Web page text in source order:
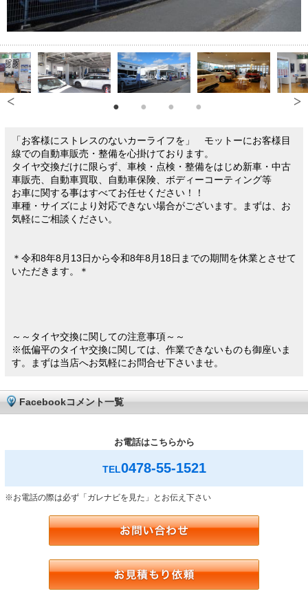
「お客様にストレスのないカーライフを」 モットーにお客様目
線での自動車販売・整備を心掛けております。
タイヤ交換だけに限らず、車検・点検・整備をはじめ新車・中古
車販売、自動車買取、自動車保険、ボディーコーティング等
お車に関する事はすべてお任せください！！
車種・サイズにより対応できない場合がございます。まずは、お
気軽にご相談ください。
＊令和8年8月13日から令和8年8月18日までの期間を休業とさせて
いただきます。＊
～～タイヤ交換に関しての注意事項～～
※低偏平のタイヤ交換に関しては、作業できないものも御座いま
す。まずは当店へお気軽にお問合せ下さいませ。
Facebookコメント一覧
お電話はこちらから
TEL0478-55-1521
※お電話の際は必ず「ガレナビを見た」とお伝え下さい